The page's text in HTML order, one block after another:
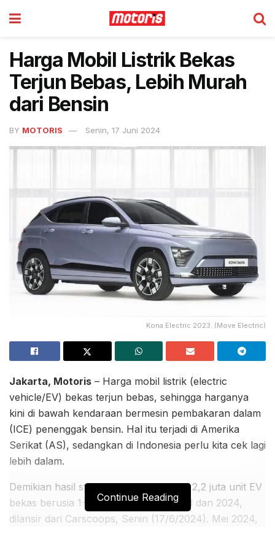
Harga Mobil Listrik Bekas
Terjun Bebas, Lebih Murah
dari Bensin
BY MOTORIS Senin, 17 Juni 2024
Kona Electric 2023. (Move Electric)
Jakarta, Motoris – Harga mobil listrik (electric
vehicle/EV) bekas terjun bebas, sehingga harganya
kini di bawah kendaraan bermesin pembakaran dalam
(ICE) penenggak bensin. Hal itu terjadi di Amerika
Serikat (AS), sedangkan di Indonesia perlu kita cek lagi
lebih dalam.
Demikian hasil studi iSeeCars terhadap 2,2 juta unit EV
bekas berusia 1-5 tahun pada Mei 2023 dan 2024,
dilansir dari Carscoops, Senin (17/6/2024). Mei 2024,
Continue Reading